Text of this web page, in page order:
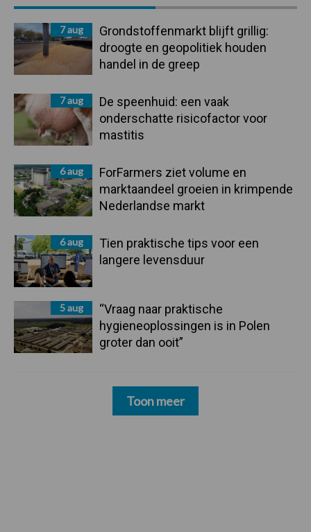
Sidebar
7 aug
Grondstoffenmarkt blijft grillig:
droogte en geopolitiek houden
handel in de greep
7 aug
De speenhuid: een vaak
onderschatte risicofactor voor
mastitis
6 aug
ForFarmers ziet volume en
marktaandeel groeien in krimpende
Nederlandse markt
6 aug
Tien praktische tips voor een
langere levensduur
5 aug
“Vraag naar praktische
hygieneoplossingen is in Polen
groter dan ooit”
Toon meer